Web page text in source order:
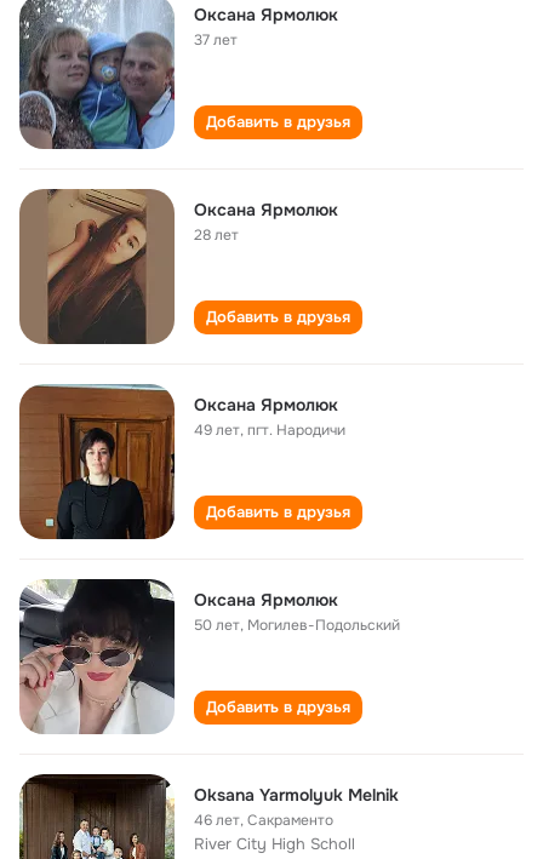
Оксана Ярмолюк
37 лет
Добавить в друзья
Оксана Ярмолюк
28 лет
Добавить в друзья
Оксана Ярмолюк
49 лет,пгт. Народичи
Добавить в друзья
Оксана Ярмолюк
50 лет, Могилев-Подольский
Добавить в друзья
Oksana Yarmolyuk Melnik
46 лет,Сакраменто
River City High Scholl